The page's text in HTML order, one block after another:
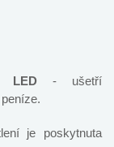
LED - ušetří
je poskytnuta